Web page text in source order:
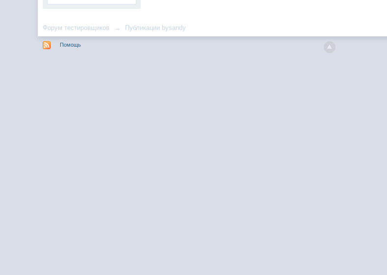
Форум тестировщиков → Публикации bysandy
Помощь